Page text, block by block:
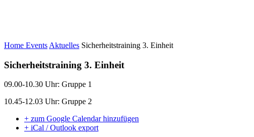
Home Events Aktuelles Sicherheitstraining 3. Einheit
Sicherheitstraining 3. Einheit
09.00-10.30 Uhr: Gruppe 1
10.45-12.03 Uhr: Gruppe 2
+ zum Google Calendar hinzufügen
+ iCal / Outlook export